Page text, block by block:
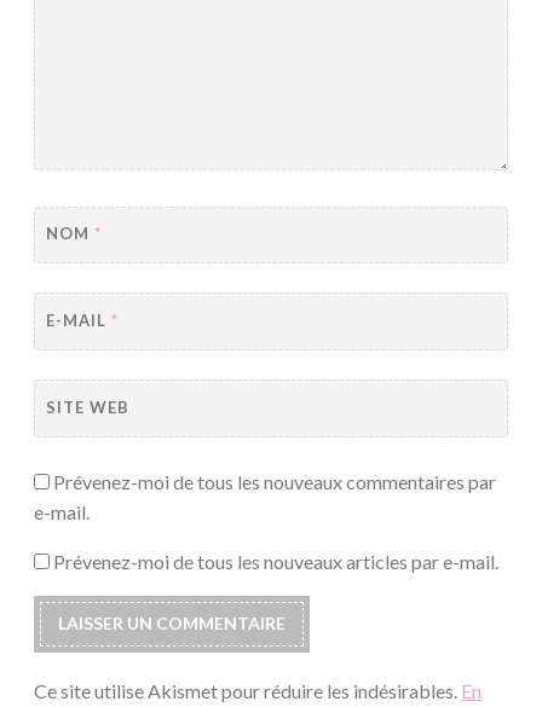
NOM *
E-MAIL *
SITE WEB
Prévenez-moi de tous les nouveaux commentaires par
e-mail.
Prévenez-moi de tous les nouveaux articles par e-mail.
Ce site utilise Akismet pour réduire les indésirables. En